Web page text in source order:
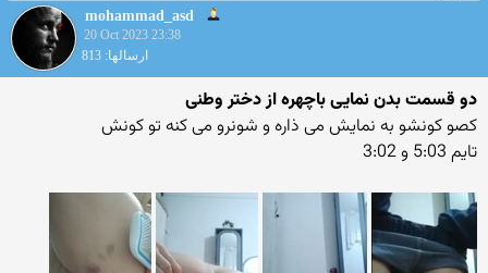
mohammad_asd
20 Oct 2023 23:38
ارسالها: 813
دو قسمت بدن نمایی باچهره از دختر وطنی
کصو کونشو به نمایش می ذاره و شونرو می کنه تو کونش
تایم 5:03 و 3:02